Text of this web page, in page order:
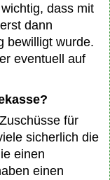
dass mit
dann
bewilligt wurde.
eventuell auf
für
sicherlich die
einen
einen